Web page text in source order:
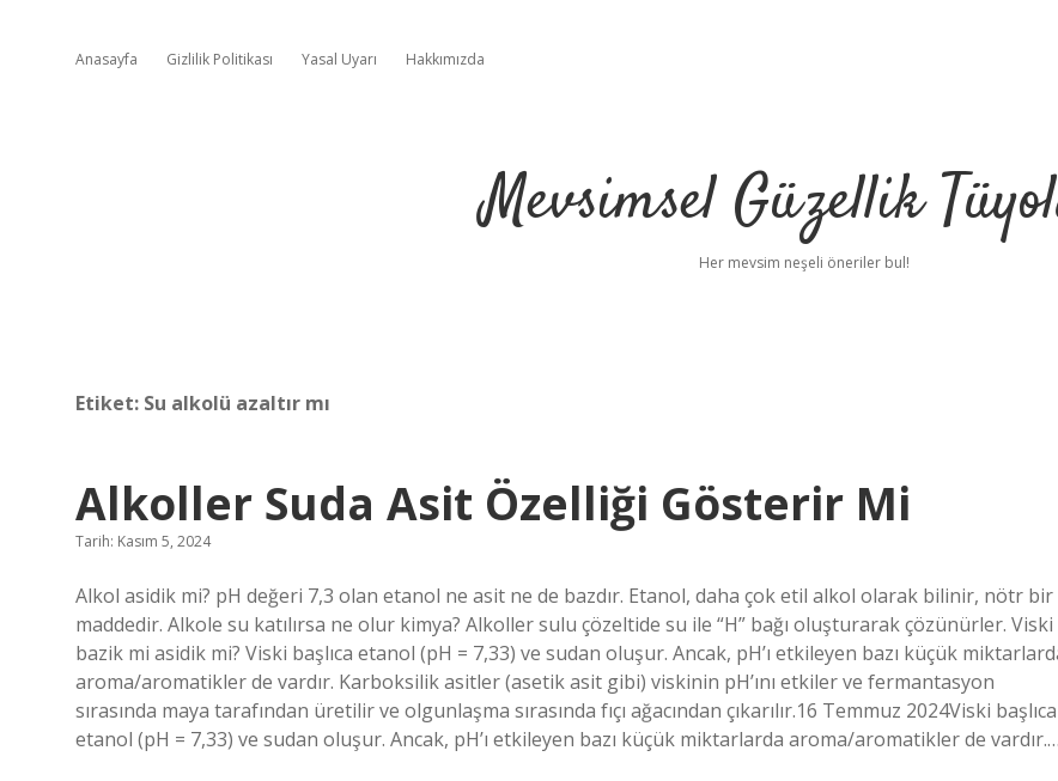
Anasayfa Gizlilik Politikası Yasal Uyarı Hakkımızda
Mevsimsel Güzellik
Her mevsim neşeli öneriler bul!
Etiket: Su alkolü azaltır mı
Alkoller Suda Asit Özelliği Gösterir Mi
Tarih: Kasım 5, 2024
Alkol asidik mi? pH değeri 7,3 olan etanol ne asit ne de bazdır. Etanol, daha çok etil alkol olarak bilinir, nötr bir
maddedir. Alkole su katılırsa ne olur kimya? Alkoller sulu çözeltide su ile “H” bağı oluşturarak çözünürler. Viski
bazik mi asidik mi? Viski başlıca etanol (pH = 7,33) ve sudan oluşur. Ancak, pH’ı etkileyen bazı küçük
aroma/aromatikler de vardır. Karboksilik asitler (asetik asit gibi) viskinin pH’ını etkiler ve fermantasyon
sırasında maya tarafından üretilir ve olgunlaşma sırasında fıçı ağacından çıkarılır.16 Temmuz 2024Viski başlıca
etanol (pH = 7,33) ve sudan oluşur. Ancak, pH’ı etkileyen bazı küçük miktarlarda aroma/aromatikler de vardır.…